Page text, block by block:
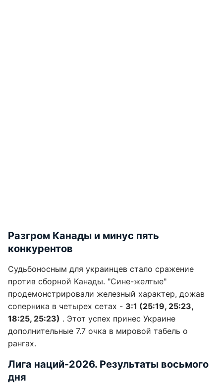
Разгром Канады и минус пять
конкурентов
Судьбоносным для украинцев стало сражение
против сборной Канады. "Сине-желтые"
продемонстрировали железный характер, дожав
соперника в четырех сетах - 3:1 (25:19, 25:23,
18:25, 25:23) . Этот успех принес Украине
дополнительные 7.7 очка в мировой табель о
рангах.
Лига наций-2026. Результаты восьмого
дня